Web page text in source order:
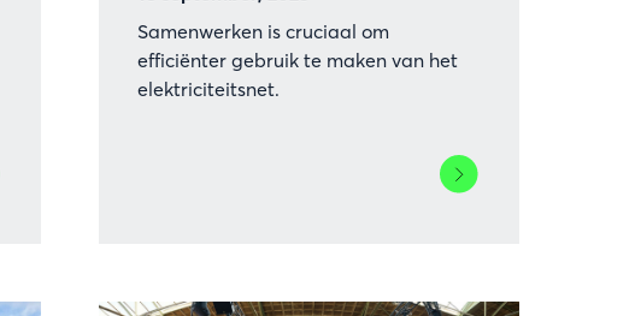
Samenwerken is cruciaal om
efficiënter gebruik te maken van het
elektriciteitsnet.
Lees
meer
en